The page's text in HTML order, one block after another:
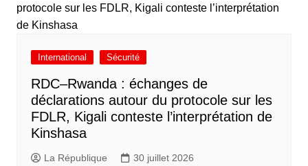
International Sécurité
RDC–Rwanda : échanges de
déclarations autour du protocole sur les
FDLR, Kigali conteste l’interprétation de
Kinshasa
La République 30 juillet 2026